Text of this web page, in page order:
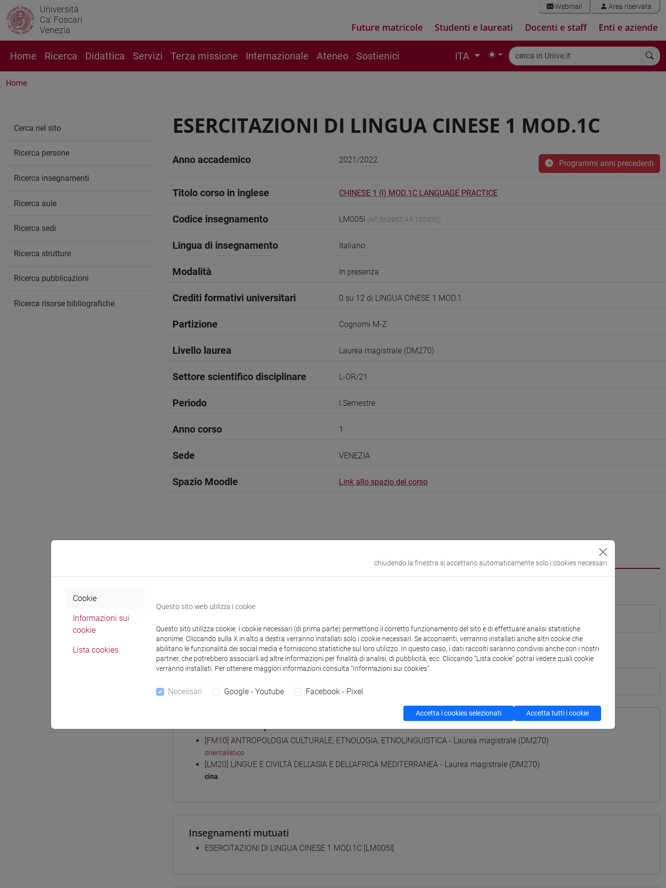
Università
Ca' Foscari
Venezia
Webmail Area riservata
Future matricole Studenti e laureati Docenti e staff Enti e aziende
Home Ricerca Didattica Servizi Terza missione Internazionale Ateneo Sostienici ITA
Home
ESERCITAZIONI DI LINGUA CINESE 1 MOD.1C
Anno accademico 2021/2022 Programmi anni precedenti
Titolo corso in inglese CHINESE 1 (I) MOD.1C LANGUAGE PRACTICE
Codice insegnamento LM005I (AF:363962 AR:192932)
Lingua di insegnamento Italiano
Modalità In presenza
Crediti formativi universitari 0 su 12 di LINGUA CINESE 1 MOD.1
Partizione Cognomi M-Z
Livello laurea Laurea magistrale (DM270)
Settore scientifico disciplinare L-OR/21
Periodo I Semestre
Anno corso 1
Sede VENEZIA
Spazio Moodle Link allo spazio del corso
Materiali didattici
[FM10] ANTROPOLOGIA CULTURALE, ETNOLOGIA, ETNOLINGUISTICA - Laurea magistrale (DM270)
orientalistico
[LM20] LINGUE E CIVILTÀ DELL'ASIA E DELL'AFRICA MEDITERRANEA - Laurea magistrale (DM270)
cina
Insegnamenti mutuati
ESERCITAZIONI DI LINGUA CINESE 1 MOD.1C [LM005I]
Cerca nel sito
Ricerca persone
Ricerca insegnamenti
Ricerca aule
Ricerca sedi
Ricerca strutture
Ricerca pubblicazioni
Ricerca risorse bibliografiche
chiudendo la finestra si accettano automaticamente solo i cookies necessari
Cookie
Informazioni sui
cookie
Lista cookies
Questo sito web utilizza i cookie
Questo sito utilizza cookie. I cookie necessari (di prima parte) permettono il corretto funzionamento del sito e di effettuare analisi statistiche
anonime. Cliccando sulla X in alto a destra verranno installati solo i cookie necessari. Se acconsenti, verranno installati anche altri cookie che
abilitano le funzionalità dei social media e forniscono statistiche sul loro utilizzo. In questo caso, i dati raccolti saranno condivisi anche con i nostri
partner, che potrebbero associarli ad altre informazioni per finalità di analisi, di pubblicità, ecc. Cliccando “Lista cookie” potrai vedere quali cookie
verranno installati. Per ottenere maggiori informazioni consulta “Informazioni sui cookies”.
Necessari Google - Youtube Facebook - Pixel
Accetta i cookies selezionati Accetta tutti i cookie